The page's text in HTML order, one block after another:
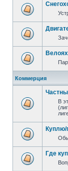
Коммерция
В
Куплю/
Где